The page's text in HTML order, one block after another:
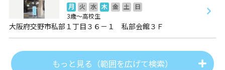
月 火 水 木 金 土
日
3歳～高校生
大阪府交野市私部１丁目３６－１ 私部会館３Ｆ
もっと見る（範囲を広げて検索）